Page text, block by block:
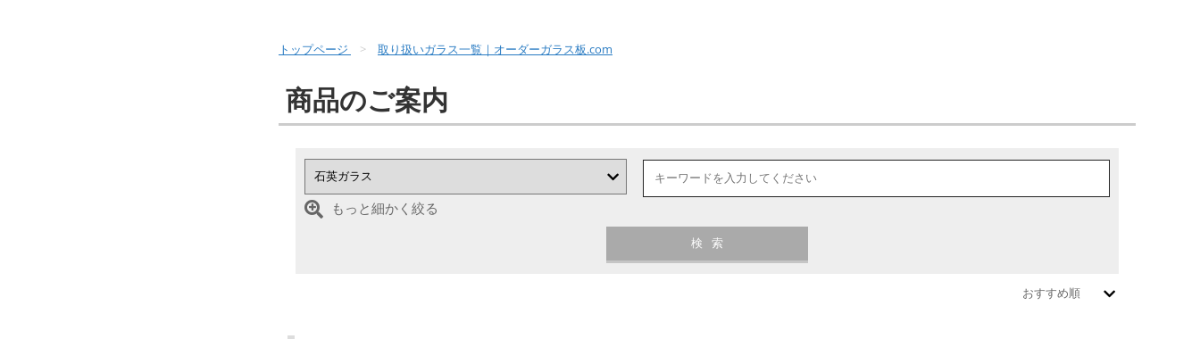
トップページ 取り扱いガラス一覧｜オーダーガラス板.com
商品のご案内
もっと細かく絞る
検索